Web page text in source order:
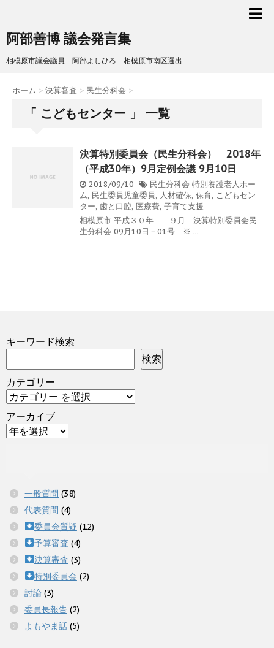
阿部善博 議会発言集
相模原市議会議員 阿部よしひろ 相模原市南区選出
ホーム > 決算審査 > 民生分科会 >
「 こどもセンター 」 一覧
決算特別委員会（民生分科会） 2018年
（平成30年）9月定例会議 9月10日
2018/09/10 民生分科会 特別養護老人ホー
ム, 民生委員児童委員, 人材確保, 保育, こどもセン
ター, 歯と口腔, 医療費, 子育て支援
相模原市 平成３０年 ９月 決算特別委員会民
生分科会 09月10日－01号 ※ ...
キーワード検索
検索
カテゴリー
アーカイブ
一般質問 (38)
代表質問 (4)
委員会質疑 (12)
予算審査 (4)
決算審査 (3)
特別委員会 (2)
討論 (3)
委員長報告 (2)
よもやま話 (5)